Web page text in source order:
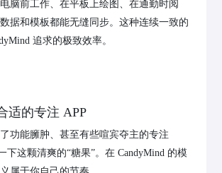
脑前工作、在平板上绘图、在通勤时阅
据和模板都能无缝同步。这种连续一致的
追求的极致效率。
适的专注 APP
功能臃肿、甚至有些喧宾夺主的专注
下这颗清爽的“糖果”。在 CandyMind 的模
属于你自己的节奏。